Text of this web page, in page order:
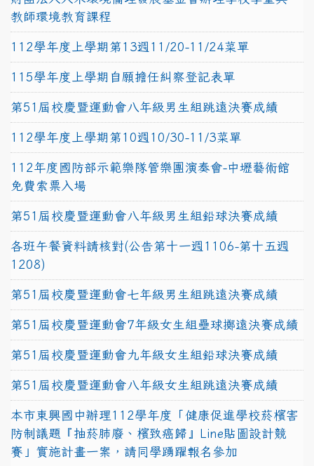
教師環境教育課程
112學年度上學期第13週11/20-11/24菜單
115學年度上學期自願擔任糾察登記表單
第51屆校慶暨運動會八年級男生組跳遠決賽成績
112學年度上學期第10週10/30-11/3菜單
112年度國防部示範樂隊管樂團演奏會-中壢藝術館
免費索票入場
第51屆校慶暨運動會八年級男生組鉛球決賽成績
各班午餐資料請核對(公告第十一週1106-第十五週
1208)
第51屆校慶暨運動會七年級男生組跳遠決賽成績
第51屆校慶暨運動會7年級女生組壘球擲遠決賽成績
第51屆校慶暨運動會九年級女生組鉛球決賽成績
第51屆校慶暨運動會八年級女生組跳遠決賽成績
本市東興國中辦理112學年度「健康促進學校菸檳害
防制議題『抽菸肺廢、檳致癌歸』Line貼圖設計競
賽」實施計畫一案，請同學踴躍報名參加